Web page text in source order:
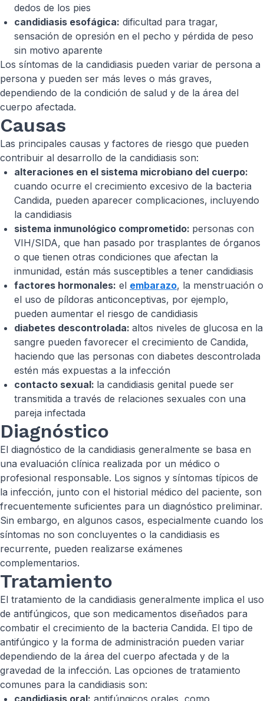
dedos de los pies
candidiasis esofágica: dificultad para tragar,
sensación de opresión en el pecho y pérdida de peso
sin motivo aparente
Los síntomas de la candidiasis pueden variar de persona a
persona y pueden ser más leves o más graves,
dependiendo de la condición de salud y de la área del
cuerpo afectada.
Causas
Las principales causas y factores de riesgo que pueden
contribuir al desarrollo de la candidiasis son:
alteraciones en el sistema microbiano del cuerpo:
cuando ocurre el crecimiento excesivo de la bacteria
Candida, pueden aparecer complicaciones, incluyendo
la candidiasis
sistema inmunológico comprometido: personas con
VIH/SIDA, que han pasado por trasplantes de órganos
o que tienen otras condiciones que afectan la
inmunidad, están más susceptibles a tener candidiasis
factores hormonales: el embarazo, la menstruación o
el uso de píldoras anticonceptivas, por ejemplo,
pueden aumentar el riesgo de candidiasis
diabetes descontrolada: altos niveles de glucosa en la
sangre pueden favorecer el crecimiento de Candida,
haciendo que las personas con diabetes descontrolada
estén más expuestas a la infección
contacto sexual: la candidiasis genital puede ser
transmitida a través de relaciones sexuales con una
pareja infectada
Diagnóstico
El diagnóstico de la candidiasis generalmente se basa en
una evaluación clínica realizada por un médico o
profesional responsable. Los signos y síntomas típicos de
la infección, junto con el historial médico del paciente, son
frecuentemente suficientes para un diagnóstico preliminar.
Sin embargo, en algunos casos, especialmente cuando los
síntomas no son concluyentes o la candidiasis es
recurrente, pueden realizarse exámenes
complementarios.
Tratamiento
El tratamiento de la candidiasis generalmente implica el uso
de antifúngicos, que son medicamentos diseñados para
combatir el crecimiento de la bacteria Candida. El tipo de
antifúngico y la forma de administración pueden variar
dependiendo de la área del cuerpo afectada y de la
gravedad de la infección. Las opciones de tratamiento
comunes para la candidiasis son:
candidiasis oral: antifúngicos orales, como